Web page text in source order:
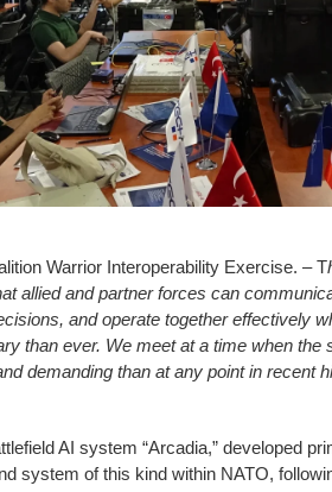
Warrior Interoperability Exercise. – T
allied and partner forces can
and operate together effectively
than ever. We meet at a time when the
demanding than at any point in recent
AI system “Arcadia,” developed
system of this kind within NATO,